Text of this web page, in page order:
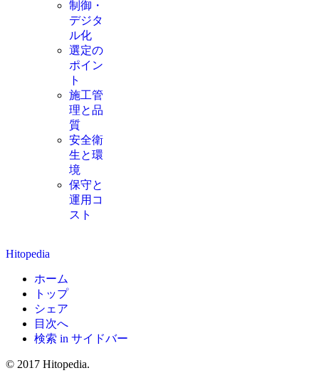
制御・
デジタ
ル化
選定の
ポイン
ト
施工管
理と品
質
安全衛
生と環
境
保守と
運用コ
スト
Hitopedia
ホーム
トップ
シェア
目次へ
検索 in サイドバー
© 2017 Hitopedia.